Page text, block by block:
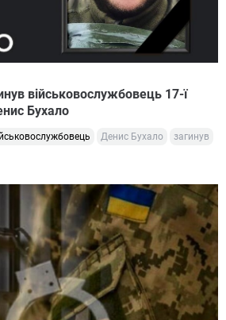
військовослужбовець 17-ї
Бухало
Денис Бухало
загинув